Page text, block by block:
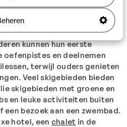
voor kinderen
draait alles om gemak,
kunnen hun eerste
oefenpistes en deelnemen
terwijl ouders genieten
Veel skigebieden bieden
skigebieden met groene en
en leuke activiteiten buiten
een bezoek aan een zwembad.
hotel, een chalet in de